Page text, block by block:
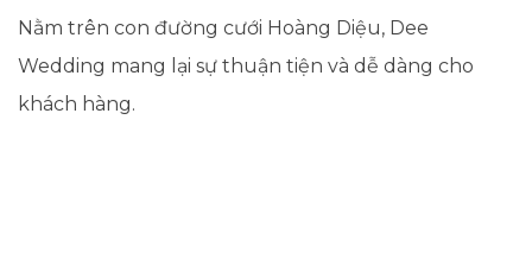
Nằm trên con đường cưới Hoàng Diệu, Dee
Wedding mang lại sự thuận tiện và dễ dàng cho
khách hàng.